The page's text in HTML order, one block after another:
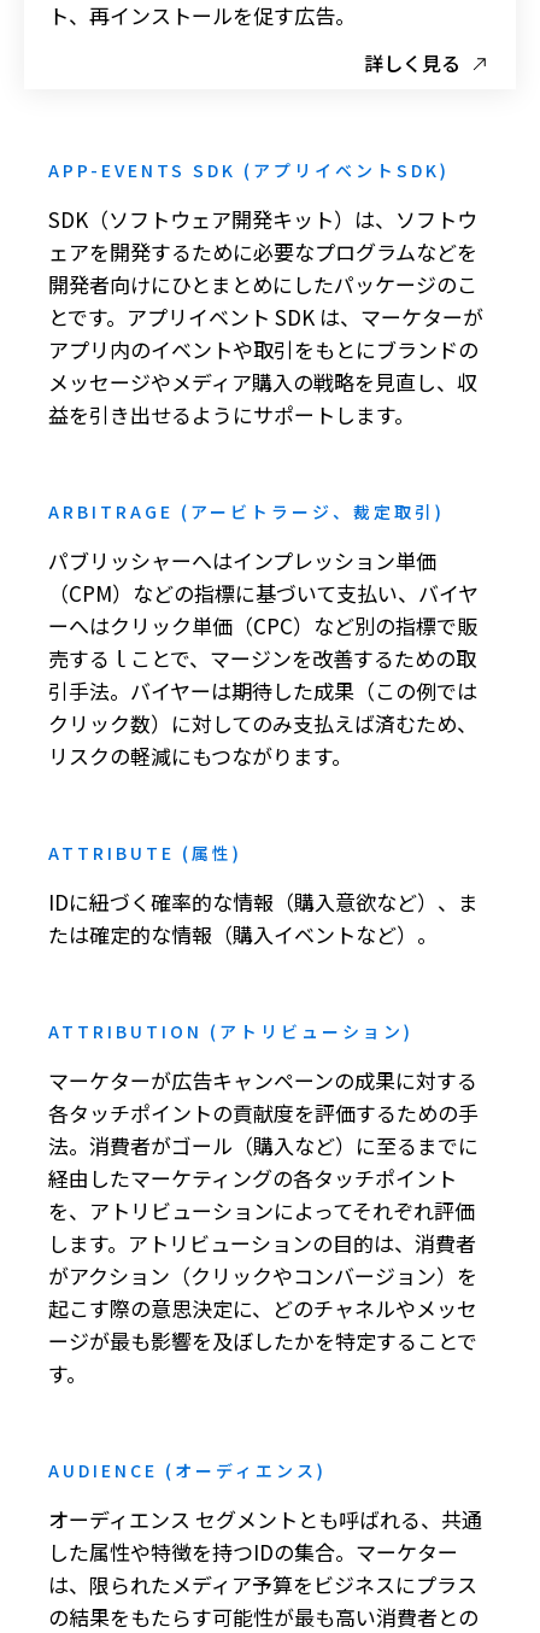
ト、再インストールを促す広告。
詳しく見る
APP-EVENTS SDK (アプリイベントSDK)
SDK（ソフトウェア開発キット）は、ソフトウ
ェアを開発するために必要なプログラムなどを
開発者向けにひとまとめにしたパッケージのこ
とです。アプリイベント SDK は、マーケターが
アプリ内のイベントや取引をもとにブランドの
メッセージやメディア購入の戦略を見直し、収
益を引き出せるようにサポートします。
ARBITRAGE (アービトラージ、裁定取引)
パブリッシャーへはインプレッション単価
（CPM）などの指標に基づいて支払い、バイヤ
ーへはクリック単価（CPC）など別の指標で販
売するｌことで、マージンを改善するための取
引手法。バイヤーは期待した成果（この例では
クリック数）に対してのみ支払えば済むため、
リスクの軽減にもつながります。
ATTRIBUTE (属性)
IDに紐づく確率的な情報（購入意欲など）、ま
たは確定的な情報（購入イベントなど）。
ATTRIBUTION (アトリビューション)
マーケターが広告キャンペーンの成果に対する
各タッチポイントの貢献度を評価するための手
法。消費者がゴール（購入など）に至るまでに
経由したマーケティングの各タッチポイント
を、アトリビューションによってそれぞれ評価
します。アトリビューションの目的は、消費者
がアクション（クリックやコンバージョン）を
起こす際の意思決定に、どのチャネルやメッセ
ージが最も影響を及ぼしたかを特定することで
す。
AUDIENCE (オーディエンス)
オーディエンス セグメントとも呼ばれる、共通
した属性や特徴を持つIDの集合。マーケター
は、限られたメディア予算をビジネスにプラス
の結果をもたらす可能性が最も高い消費者との